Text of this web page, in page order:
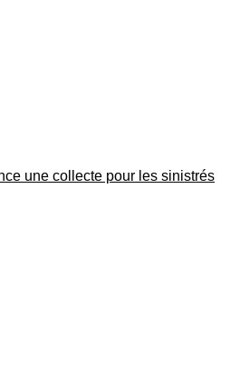
une collecte pour les sinistrés